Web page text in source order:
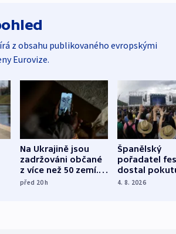
z obsahu publikovaného evropskými
Eurovize.
Na Ukrajině jsou
zadržováni občané
z více než 50 zemí.
Bojovali na straně
před 20h
Španělský
pořadatel
dostal
nekalé
4. 8. 2026